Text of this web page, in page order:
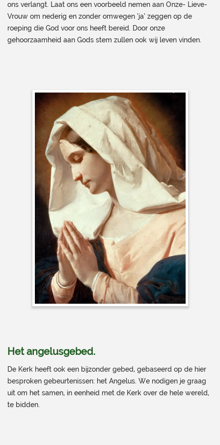
ons verlangt. Laat ons een voorbeeld nemen aan Onze- Lieve-
Vrouw om nederig en zonder omwegen ‘ja’ zeggen op de
roeping die God voor ons heeft bereid. Door onze
gehoorzaamheid aan Gods stem zullen ook wij leven vinden.
Het angelusgebed.
De Kerk heeft ook een bijzonder gebed, gebaseerd op de hier
besproken gebeurtenissen: het Angelus. We nodigen je graag
uit om het samen, in eenheid met de Kerk over de hele wereld,
te bidden.